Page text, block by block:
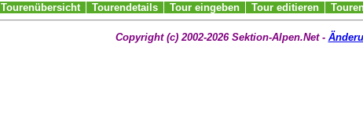
Tourenübersicht Tourendetails Tour eingeben Tour editieren
Copyright (c) 2002-2026 Sektion-Alpen.Net -